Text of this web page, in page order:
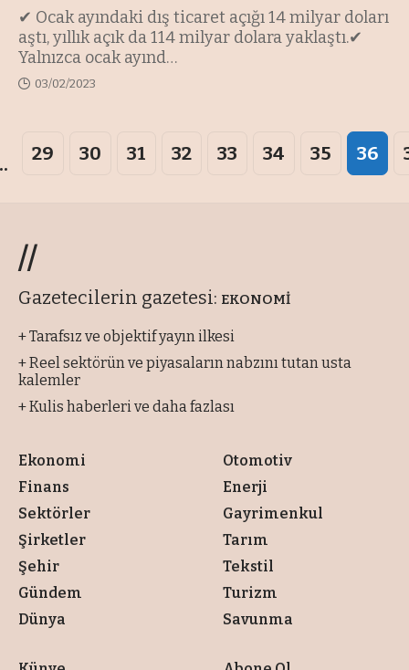
✔ Ocak ayındaki dış ticaret açığı 14 milyar doları
aştı, yıllık açık da 114 milyar dolara yaklaştı.✔
Yalnızca ocak ayınd…
03/02/2023
29 30 31 32 33 34 35 36
//
Gazetecilerin gazetesi: EKONOMİ
+ Tarafsız ve objektif yayın ilkesi
+ Reel sektörün ve piyasaların nabzını tutan usta
kalemler
+ Kulis haberleri ve daha fazlası
Ekonomi
Finans
Sektörler
Şirketler
Şehir
Gündem
Dünya
Otomotiv
Enerji
Gayrimenkul
Tarım
Tekstil
Turizm
Savunma